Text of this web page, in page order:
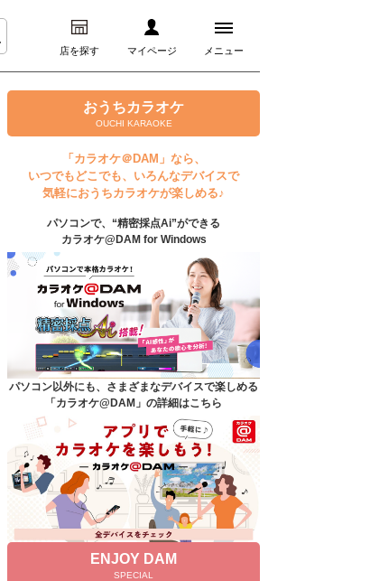
店を探す マイページ メニュー
ログイン
マイページ
プレミアムサービス
DAM★とも動画
DAM★とも録音
カラオケ＠DAM
ユーザー検索
キャンペーン
よくあるご質問
DAMの新曲・ランキングなど
カラオケ最新情報をチェック！
おうちカラオケ
OUCHI KARAOKE
「カラオケ＠DAM」なら、
いつでもどこでも、いろんなデバイスで
気軽におうちカラオケが楽しめる♪
パソコンで、“精密採点Ai”ができる
カラオケ@DAM for Windows
パソコン以外にも、さまざまなデバイスで楽しめる
「カラオケ@DAM」の詳細はこちら
ENJOY DAM
SPECIAL